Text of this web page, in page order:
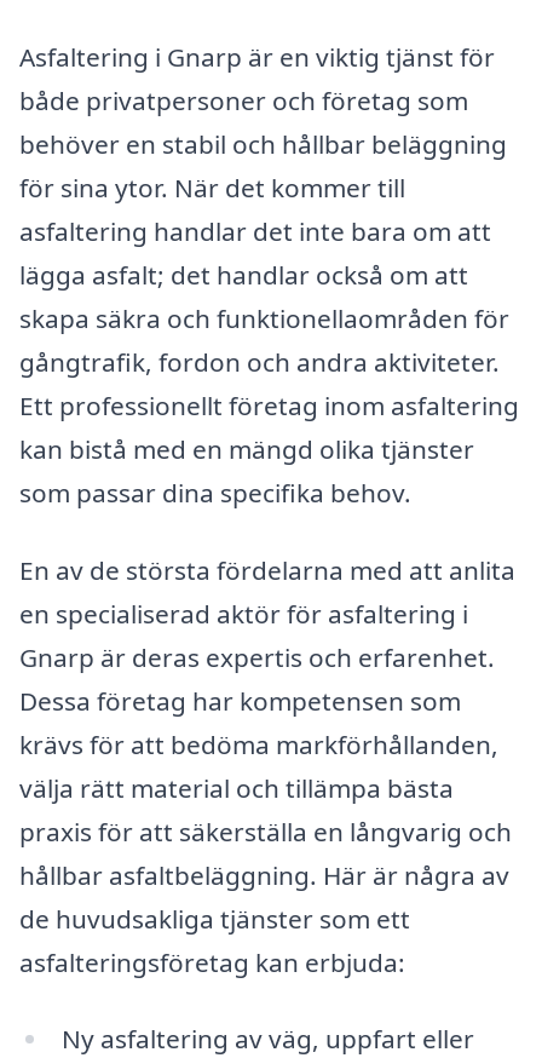
Asfaltering i Gnarp är en viktig tjänst för
både privatpersoner och företag som
behöver en stabil och hållbar beläggning
för sina ytor. När det kommer till
asfaltering handlar det inte bara om att
lägga asfalt; det handlar också om att
skapa säkra och funktionellaområden för
gångtrafik, fordon och andra aktiviteter.
Ett professionellt företag inom asfaltering
kan bistå med en mängd olika tjänster
som passar dina specifika behov.
En av de största fördelarna med att anlita
en specialiserad aktör för asfaltering i
Gnarp är deras expertis och erfarenhet.
Dessa företag har kompetensen som
krävs för att bedöma markförhållanden,
välja rätt material och tillämpa bästa
praxis för att säkerställa en långvarig och
hållbar asfaltbeläggning. Här är några av
de huvudsakliga tjänster som ett
asfalteringsföretag kan erbjuda:
Ny asfaltering av väg, uppfart eller